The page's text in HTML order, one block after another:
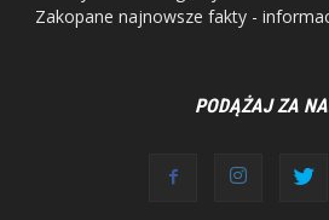
Zakopane najnowsze fakty -
PODĄŻAJ ZA